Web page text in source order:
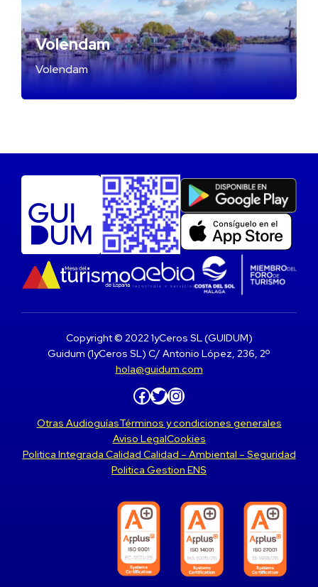
Volendam
Volendam
Copyright © 2022 1yCeros SL (GUIDUM)
Guidum (1yCeros SL) C/ Antonio López, 236, 2º
hola@guidum.com
Facebook Twitter Instagram
Otras AudioguíasTérminos y condiciones generales
Aviso LegalCookies
Politica Integrada Calidad Calidad – Ambiental – Seguridad
Politica Gestion ENS